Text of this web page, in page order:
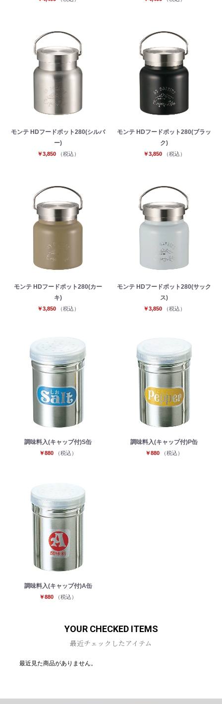
モンテ HDフードポット280(シルバ
ー)
￥3,850 （税込）
モンテ HDフードポット280(ブラッ
ク)
￥3,850 （税込）
モンテ HDフードポット280(カー
キ)
￥3,850 （税込）
モンテ HDフードポット280(サック
ス)
￥3,850 （税込）
調味料入(キャップ付)S缶
￥880 （税込）
調味料入(キャップ付)P缶
￥880 （税込）
調味料入(キャップ付)A缶
￥880 （税込）
YOUR CHECKED ITEMS
最近チェックしたアイテム
最近見た商品がありません。